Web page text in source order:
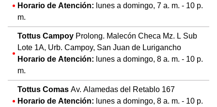
Horario de Atención: lunes a domingo, 7 a. m. - 10 p.
m.
Tottus Campoy Prolong. Malecón Checa Mz. L Sub
Lote 1A, Urb. Campoy, San Juan de Lurigancho
Horario de Atención: lunes a domingo, 8 a. m. - 10 p.
m.
Tottus Comas Av. Alamedas del Retablo 167
Horario de Atención: lunes a domingo, 8 a. m. - 10 p.